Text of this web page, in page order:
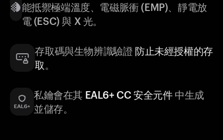
能抵禦極端溫度、電磁脈衝 (EMP)、靜電放
電 (ESC) 與 X 光。
存取碼與生物辨識驗證 防止未經授權的存
取 。
私鑰會在其 EAL6+ CC 安全元件中生成
並儲存。